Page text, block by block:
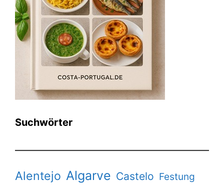
Suchwörter
Alentejo Algarve Castelo Festung